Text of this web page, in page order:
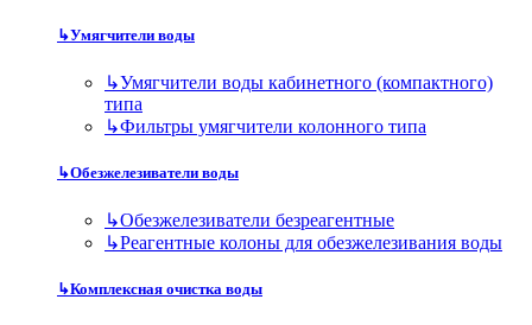
↳Умягчители воды
↳Умягчители воды кабинетного (компактного)
типа
↳Фильтры умягчители колонного типа
↳Обезжелезиватели воды
↳Обезжелезиватели безреагентные
↳Реагентные колоны для обезжелезивания воды
↳Комплексная очистка воды